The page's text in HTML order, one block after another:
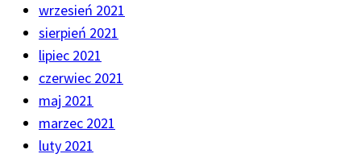
wrzesień 2021
sierpień 2021
lipiec 2021
czerwiec 2021
maj 2021
marzec 2021
luty 2021